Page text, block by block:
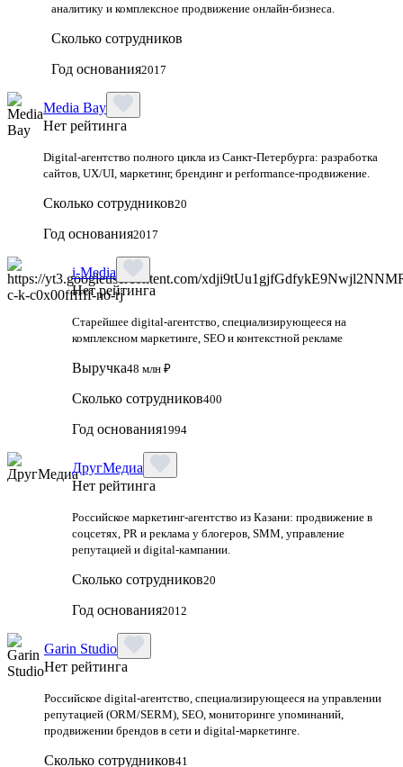
аналитику и комплексное продвижение онлайн-бизнеса.
Сколько сотрудников
Год основания2017
Media Bay
Нет рейтинга
Digital‑агентство полного цикла из Санкт‑Петербурга: разработка
сайтов, UX/UI, маркетинг, брендинг и performance‑продвижение.
Сколько сотрудников20
Год основания2017
i-Media
Нет рейтинга
Старейшее digital-агентство, специализирующееся на
комплексном маркетинге, SEO и контекстной рекламе
Выручка48 млн ₽
Сколько сотрудников400
Год основания1994
ДругМедиа
Нет рейтинга
Российское маркетинг-агентство из Казани: продвижение в
соцсетях, PR и реклама у блогеров, SMM, управление
репутацией и digital-кампании.
Сколько сотрудников20
Год основания2012
Garin Studio
Нет рейтинга
Российское digital-агентство, специализирующееся на управлении
репутацией (ORM/SERM), SEO, мониторинге упоминаний,
продвижении брендов в сети и digital-маркетинге.
Сколько сотрудников41